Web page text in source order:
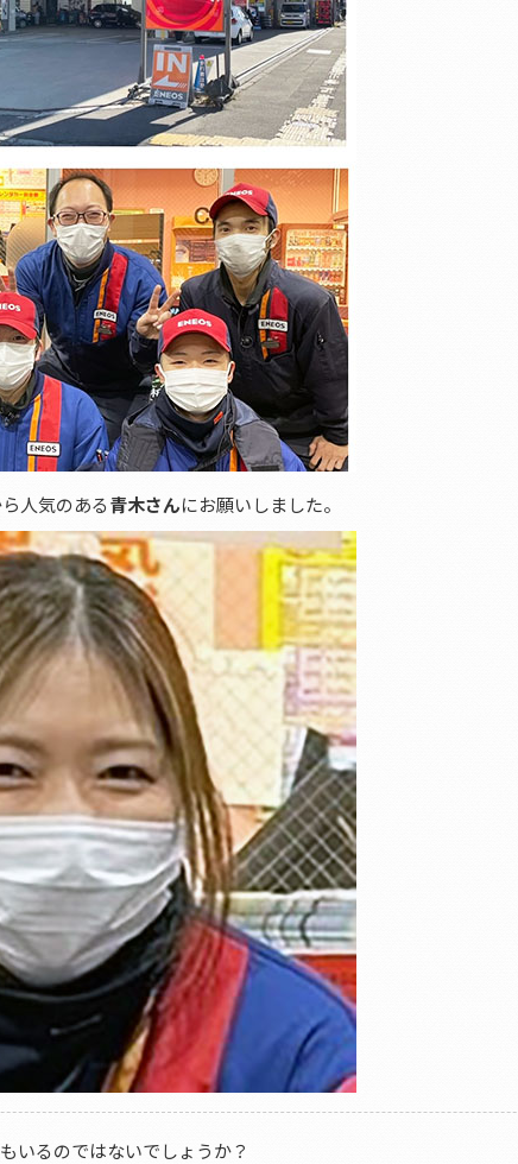
人気のある青木さんにお願いしました。
いるのではないでしょうか？